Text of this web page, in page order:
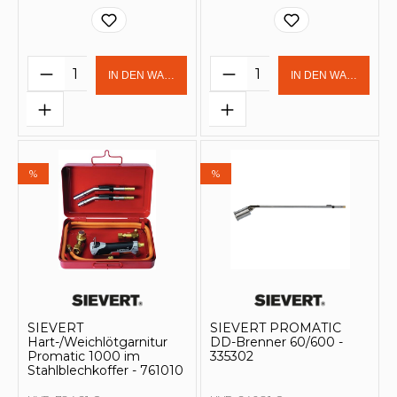
Produkt Anzahl: Gib den
IN DEN WARENKORB Produkt Anzahl:
IN DEN
%
SIEVERT
Hart-/Weichlötgarnitur
Promatic 1000 im
Stahlblechkoffer - 761010
%
SIEVERT PROMATIC
DD-Brenner 60/600 -
335302